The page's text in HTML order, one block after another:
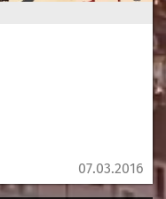
07.03.2016